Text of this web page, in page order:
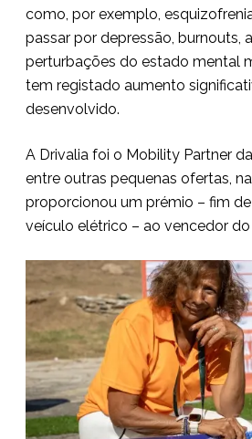
como, por exemplo,
passar por depressão, burnouts,
perturbações do estado mental
tem registado aumento
desenvolvido.
A Drivalia foi o Mobility Partner
entre outras pequenas ofertas,
proporcionou um prémio – fim
veículo elétrico – ao vencedor do